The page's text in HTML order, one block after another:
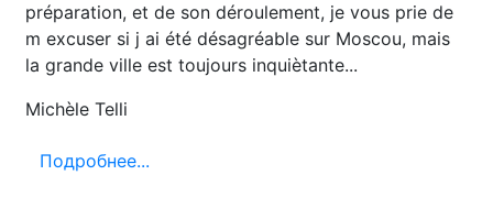
préparation, et de son déroulement, je vous prie de
m excuser si j ai été désagréable sur Moscou, mais
la grande ville est toujours inquiètante...
Michèle Telli
Подробнее...